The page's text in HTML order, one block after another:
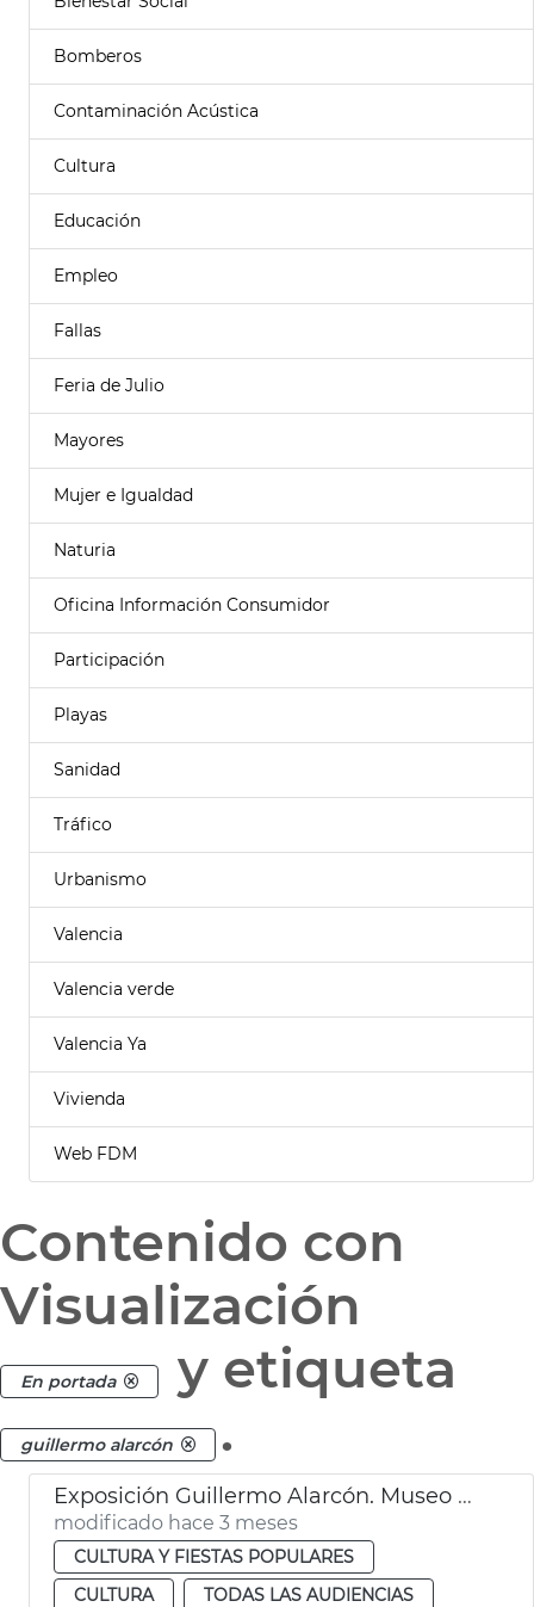
Bomberos
Contaminación Acústica
Cultura
Educación
Empleo
Fallas
Feria de Julio
Mayores
Mujer e Igualdad
Naturia
Oficina Información Consumidor
Participación
Playas
Sanidad
Tráfico
Urbanismo
Valencia
Valencia verde
Valencia Ya
Vivienda
Web FDM
Contenido con
Visualización
En portada y etiqueta
guillermo alarcón .
Exposición Guillermo Alarcón. Museo Historia València MHV
modificado hace 3 meses
CULTURA Y FIESTAS POPULARES
CULTURA
TODAS LAS AUDIENCIAS